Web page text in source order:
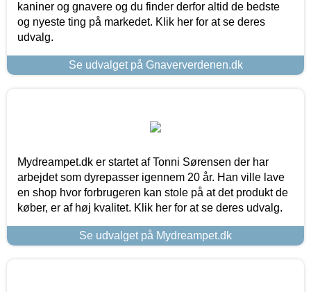
kaniner og gnavere og du finder derfor altid de bedste
og nyeste ting på markedet. Klik her for at se deres
udvalg.
Se udvalget på Gnaververdenen.dk
Mydreampet.dk er startet af Tonni Sørensen der har
arbejdet som dyrepasser igennem 20 år. Han ville lave
en shop hvor forbrugeren kan stole på at det produkt de
køber, er af høj kvalitet. Klik her for at se deres udvalg.
Se udvalget på Mydreampet.dk